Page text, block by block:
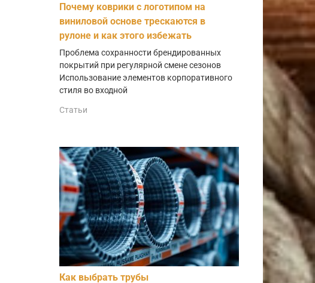
Почему коврики с логотипом на
виниловой основе трескаются в
рулоне и как этого избежать
Проблема сохранности брендированных
покрытий при регулярной смене сезонов
Использование элементов корпоративного
стиля во входной
Статьи
Как выбрать трубы